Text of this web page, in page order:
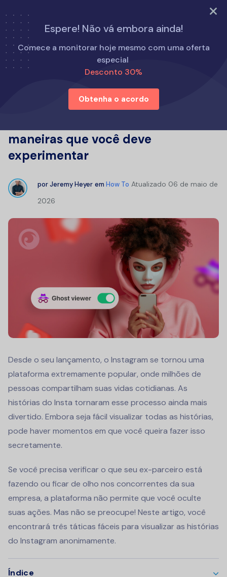
EXPERIMENTE AGORA
Espere! Não vá embora ainda!
Comece a monitorar hoje mesmo com uma oferta
especial
Desconto 30%
Obtenha o acordo
Início
Como fazer
Como ver a história do Instagram de alguém sem que ela
apareça: 6 maneiras que você deve experimentar
Como ver a história do Instagram
maneiras que você deve
experimentar
porJeremy Heyer em How To Atualizado 06 de maio de
2026
Desde o seu lançamento, o Instagram se tornou uma
plataforma extremamente popular, onde milhões de
pessoas compartilham suas vidas cotidianas. As
histórias do Insta tornaram esse processo ainda mais
divertido. Embora seja fácil visualizar todas as histórias,
pode haver momentos em que você queira fazer isso
secretamente.
Se você precisa verificar o que seu ex-parceiro está
fazendo ou ficar de olho nos concorrentes da sua
empresa, a plataforma não permite que você oculte
suas ações. Mas não se preocupe! Neste artigo, você
encontrará três táticas fáceis para visualizar as histórias
do Instagram anonimamente.
Índice